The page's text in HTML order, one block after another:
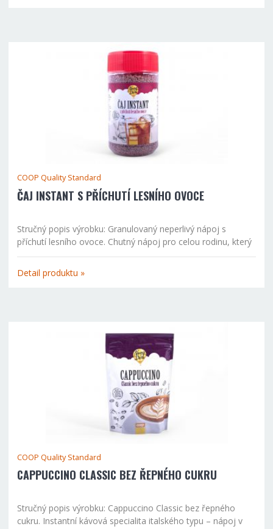
COOP Quality Standard
ČAJ INSTANT S PŘÍCHUTÍ LESNÍHO OVOCE
Stručný popis výrobku: Granulovaný neperlivý nápoj s
příchutí lesního ovoce. Chutný nápoj pro celou rodinu, který
vás osvěží za každého počasí. Způsob přípravy: Do sklenice
(0,2 l) studené nebo teplé vody zamíchat 2-3 lžičky směsi a...
Detail produktu »
COOP Quality Standard
CAPPUCCINO CLASSIC BEZ ŘEPNÉHO CUKRU
Stručný popis výrobku: Cappuccino Classic bez řepného
cukru. Instantní kávová specialita italského typu – nápoj v